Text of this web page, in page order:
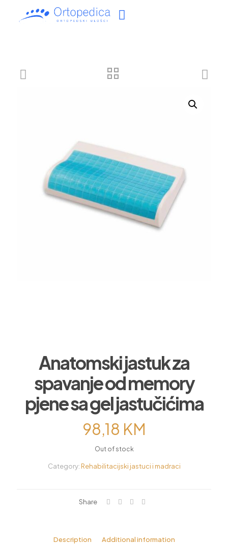
Anatomski jastuk za
spavanje od memory
pjene sa gel jastučićima
98,18 KM
Out of stock
Category: Rehabilitacijski jastuci i madraci
Share
Description Additional information